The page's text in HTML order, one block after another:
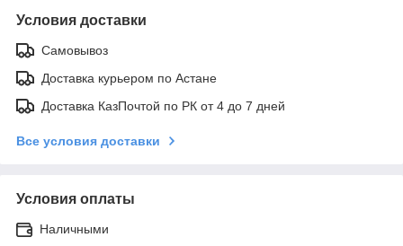
Условия доставки
Самовывоз
Доставка курьером по Астане
Доставка КазПочтой по РК от 4 до 7 дней
Все условия доставки
Условия оплаты
Наличными